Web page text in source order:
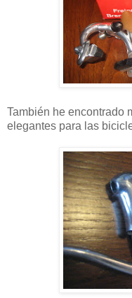
También he encontrado
elegantes para las